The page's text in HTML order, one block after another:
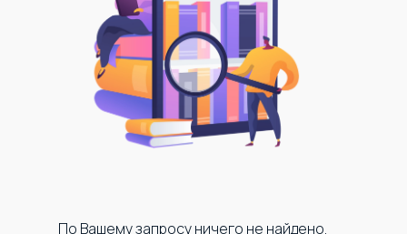
По Вашему запросу ничего не найдено.